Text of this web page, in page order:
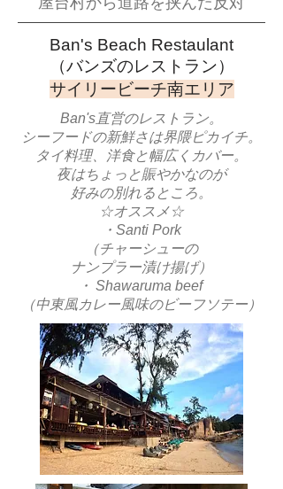
Ban's Beach Restaulant​
​（バンズのレストラン）
​サイリービーチ南エリア
Ban's直営のレストラン。
シーフードの新鮮さは界隈ピカイチ。
タイ料理、洋食と幅広くカバー。
夜はちょっと賑やかなのが
好みの別れるところ。
☆オススメ☆
・Santi Pork
（チャーシューの
ナンプラー漬け揚げ）
・ Shawaruma beef
​（中東風カレー風味のビーフソテー）